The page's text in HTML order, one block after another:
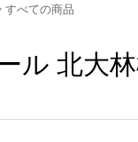
すべての商品
ル 北大